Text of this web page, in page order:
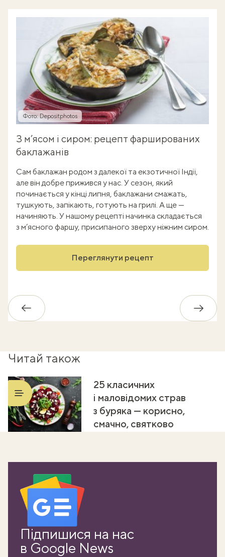
Фото: Depositphotos
З м’ясом і сиром: рецепт фаршированих
баклажанів
Сам баклажан родом з далекої та екзотичної Індії,
але він добре прижився у нас. У сезон, який
починається у кінці липня, баклажани смажать,
тушкують, запікають, готують на грилі. А ще —
начиняють. У нашому рецепті начинка складається
з м’ясного фаршу, присипаного зверху ніжним сиром.
Переглянути рецепт
Назад
Читай також
25 класичних
і маловідомих страв
з буряка — корисно,
смачно, святково
Підпишися на нас
в Google News